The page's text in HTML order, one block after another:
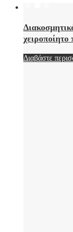
χειροποίητο
Διαβάστε